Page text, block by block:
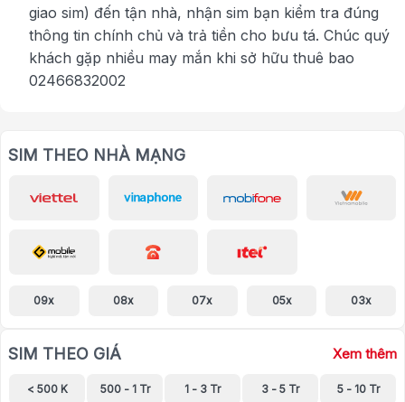
giao sim) đến tận nhà, nhận sim bạn kiểm tra đúng
thông tin chính chủ và trả tiền cho bưu tá. Chúc quý
khách gặp nhiều may mắn khi sở hữu thuê bao
02466832002
SIM THEO NHÀ MẠNG
09x 08x 07x 05x 03x
SIM THEO GIÁ Xem thêm
< 500 K 500 - 1 Tr 1 - 3 Tr 3 - 5 Tr 5 - 10 Tr